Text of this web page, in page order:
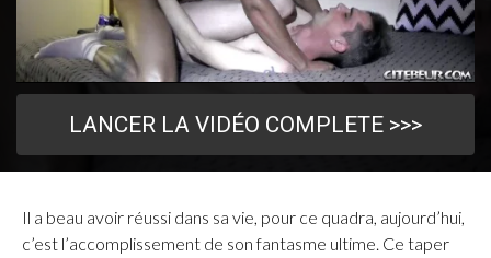
LANCER LA VIDÉO COMPLETE >>>
Il a beau avoir réussi dans sa vie, pour ce quadra, aujourd’hui,
c’est l’accomplissement de son fantasme ultime. Ce taper